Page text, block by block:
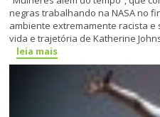
negras trabalhando na NASA no
ambiente extremamente racista e
vida e trajetória de Katherine
leia mais